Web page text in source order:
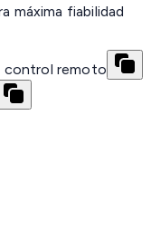
máxima fiabilidad
control remoto